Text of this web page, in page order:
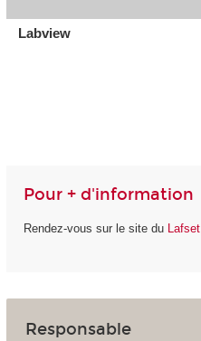
Labview
Pour + d'information
Rendez-vous sur le site du Lafset
Responsable